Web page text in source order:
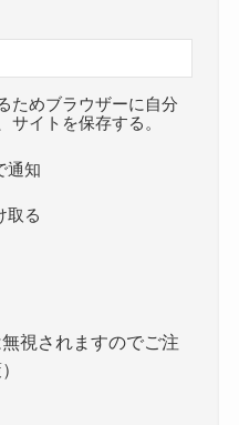
ためブラウザーに自分
サイトを保存する。
通知
取る
視されますのでご注